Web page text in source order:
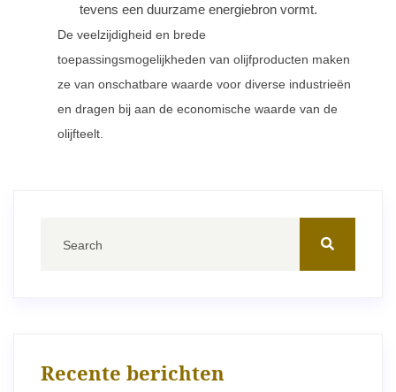
tevens een duurzame energiebron vormt.
De veelzijdigheid en brede
toepassingsmogelijkheden van olijfproducten maken
ze van onschatbare waarde voor diverse industrieën
en dragen bij aan de economische waarde van de
olijfteelt.
Recente berichten